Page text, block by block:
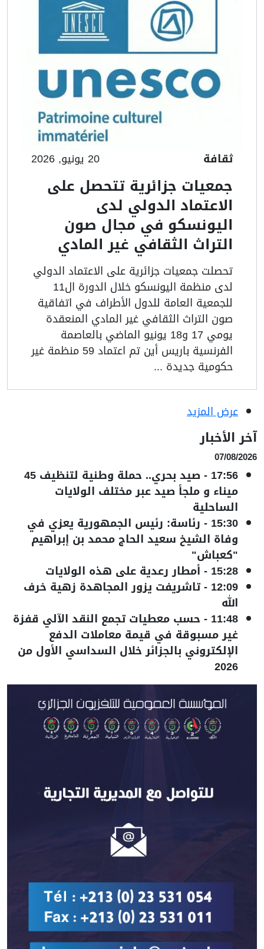
ثقافة 20 يونيو, 2026
جمعيات جزائرية تتحصل على
الاعتماد الدولي لدى
اليونسكو في مجال صون
التراث الثقافي غير المادي
تحصلت جمعيات جزائرية على الاعتماد الدولي
لدى منظمة اليونسكو خلال الدورة ال11
للجمعية العامة للدول الأطراف في اتفاقية
صون التراث الثقافي غير المادي المنعقدة
يومي 17 و18 يونيو الماضي بالعاصمة
الفرنسية باريس أين تم اعتماد 59 منظمة غير
حكومية جديدة ...
عرض المزيد
آخر الأخبار
07/08/2026
17:56
- صيد بحري.. حملة وطنية لتنظيف 45
ميناء و ملجأ صيد عبر مختلف الولايات
الساحلية
15:30
- رئاسة: رئيس الجمهورية يعزي في
وفاة الشيخ سعيد الحاج محمد بن إبراهيم
"كعباش"
15:28
- أمطار رعدية على هذه الولايات
12:09
-تاشريفت يزور المجاهدة زهية خرف
الله
11:48
- حسب معطيات تجمع النقد الآلي قفزة
غير مسبوقة في قيمة معاملات الدفع
الإلكتروني بالجزائر خلال السداسي الأول من
2026